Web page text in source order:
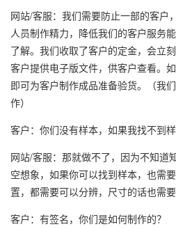
网站/客服：我们需要防止一部的客户
人员制作精力，降低我们的客户服务
了解。我们收取了客户的定金，会立
客户提供电子版文件，供客户查看。
即可为客户制作成品准备验货。（我
作）
客户：你们没有样本，如果我找不到样
网站/客服：那就做不了，因为不知道
空想象，如果你可以找到样本，也需
置，都需要可以分辨，尺寸的话也需要
客户：有签名，你们是如何制作的？